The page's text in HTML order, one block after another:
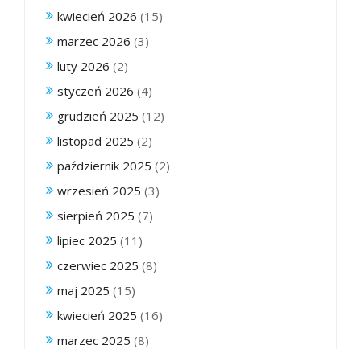
kwiecień 2026 (15)
marzec 2026 (3)
luty 2026 (2)
styczeń 2026 (4)
grudzień 2025 (12)
listopad 2025 (2)
październik 2025 (2)
wrzesień 2025 (3)
sierpień 2025 (7)
lipiec 2025 (11)
czerwiec 2025 (8)
maj 2025 (15)
kwiecień 2025 (16)
marzec 2025 (8)